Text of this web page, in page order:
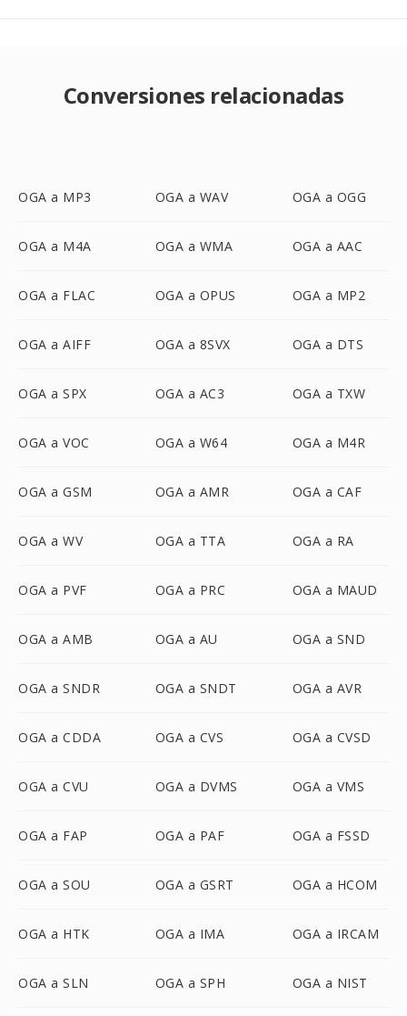
Conversiones relacionadas
OGA a MP3 OGA a WAV OGA a OGG
OGA a M4A OGA a WMA OGA a AAC
OGA a FLAC OGA a OPUS OGA a MP2
OGA a AIFF OGA a 8SVX OGA a DTS
OGA a SPX OGA a AC3 OGA a TXW
OGA a VOC OGA a W64 OGA a M4R
OGA a GSM OGA a AMR OGA a CAF
OGA a WV OGA a TTA OGA a RA
OGA a PVF OGA a PRC OGA a MAUD
OGA a AMB OGA a AU OGA a SND
OGA a SNDR OGA a SNDT OGA a AVR
OGA a CDDA OGA a CVS OGA a CVSD
OGA a CVU OGA a DVMS OGA a VMS
OGA a FAP OGA a PAF OGA a FSSD
OGA a SOU OGA a GSRT OGA a HCOM
OGA a HTK OGA a IMA OGA a IRCAM
OGA a SLN OGA a SPH OGA a NIST